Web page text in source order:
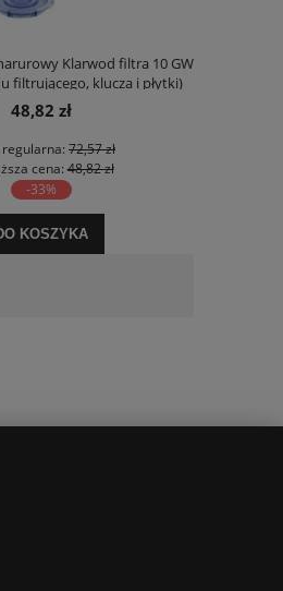
Klarwod filtra 10 GW
filtrującego, klucza i płytki)
48,82 zł
72,57 zł
cena:48,82 zł
-33%
KOSZYKA